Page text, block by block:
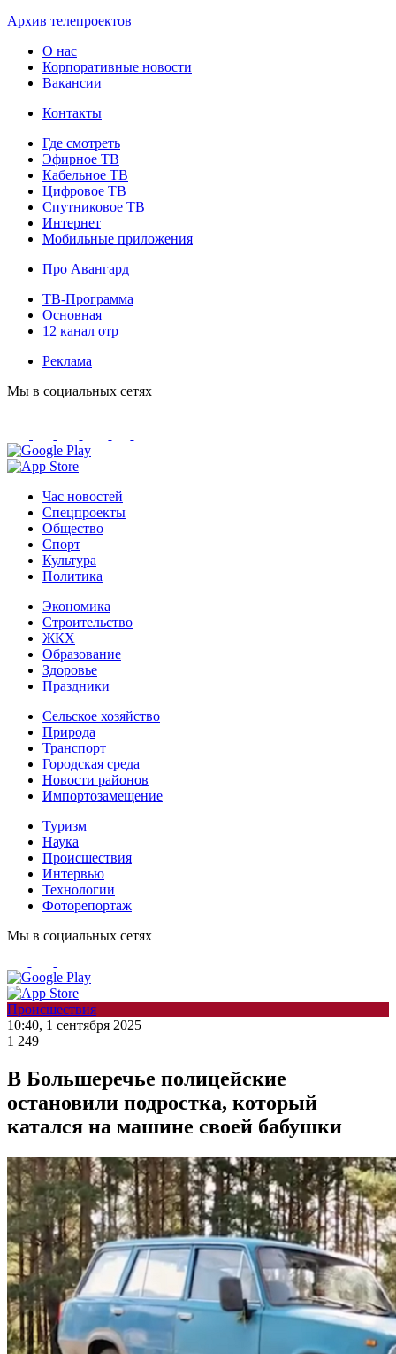
Архив телепроектов
О нас
Корпоративные новости
Вакансии
Контакты
Где смотреть
Эфирное ТВ
Кабельное ТВ
Цифровое ТВ
Спутниковое ТВ
Интернет
Мобильные приложения
Про Авангард
ТВ-Программа
Основная
12 канал отр
Реклама
Мы в социальных сетях
Час новостей
Спецпроекты
Общество
Спорт
Культура
Политика
Экономика
Строительство
ЖКХ
Образование
Здоровье
Праздники
Сельское хозяйство
Природа
Транспорт
Городская среда
Новости районов
Импортозамещение
Туризм
Наука
Происшествия
Интервью
Технологии
Фоторепортаж
Мы в социальных сетях
Происшествия
10:40, 1 сентября 2025
1 249
В Большеречье полицейские
остановили подростка, который
катался на машине своей бабушки